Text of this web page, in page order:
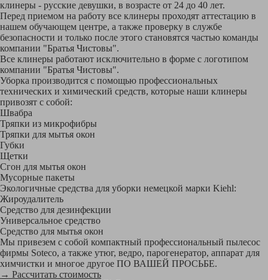
клинеры - русские девушки, в возрасте от 24 до 40 лет.
Перед приемом на работу все клинеры проходят аттестацию в
нашем обучающем центре, а также проверку в службе
безопасности и только после этого становятся частью команды
компании "Братья Чистовы".
Все клинеры работают исключительно в форме с логотипом
компании "Братья Чистовы".
Уборка производится с помощью профессиональных
технических и химический средств, которые наши клинеры
привозят с собой:
Швабра
Тряпки из микрофибры
Тряпки для мытья окон
Губки
Щетки
Сгон для мытья окон
Мусорные пакеты
Экологичные средства для уборки немецкой марки Kiehl:
Жироудалитель
Средство для дезинфекции
Универсальное средство
Средство для мытья окон
Мы привезем с собой компактный профессиональный пылесос
фирмы Soteco, а также утюг, ведро, парогенератор, аппарат для
химчистки и многое другое ПО ВАШЕЙ ПРОСЬБЕ.
→ Рассчитать стоимость